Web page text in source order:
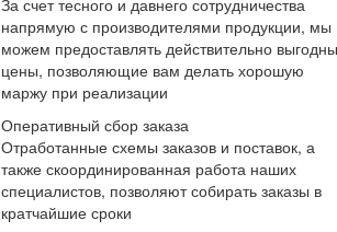
За счет тесного и давнего сотрудничества
напрямую с производителями продукции, мы
можем предоставлять действительно
цены, позволяющие вам делать хорошую
маржу при реализации
Оперативный сбор заказа
Отработанные схемы заказов и поставок, а
также скоординированная работа наших
специалистов, позволяют собирать заказы в
кратчайшие сроки